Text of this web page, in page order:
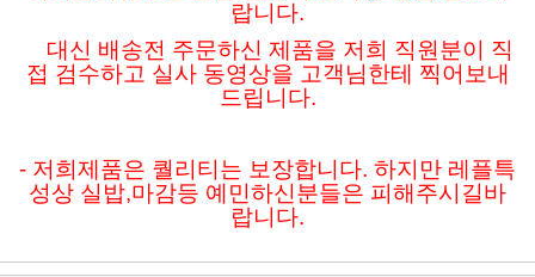
랍니다.
대신 배송전 주문하신 제품을 저희 직원분이 직
접 검수하고 실사 동영상을 고객님한테 찍어보내
드립니다.
- 저희제품은 퀄리티는 보장합니다. 하지만 레플특
성상 실밥,마감등 예민하신분들은 피해주시길바
랍니다.